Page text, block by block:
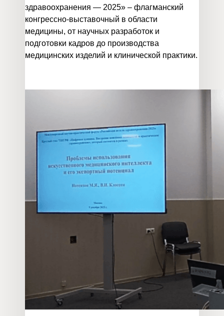
здравоохранения — 2025» – флагманский
конгрессно-выставочный в области
медицины, от научных разработок и
подготовки кадров до производства
медицинских изделий и клинической практики.